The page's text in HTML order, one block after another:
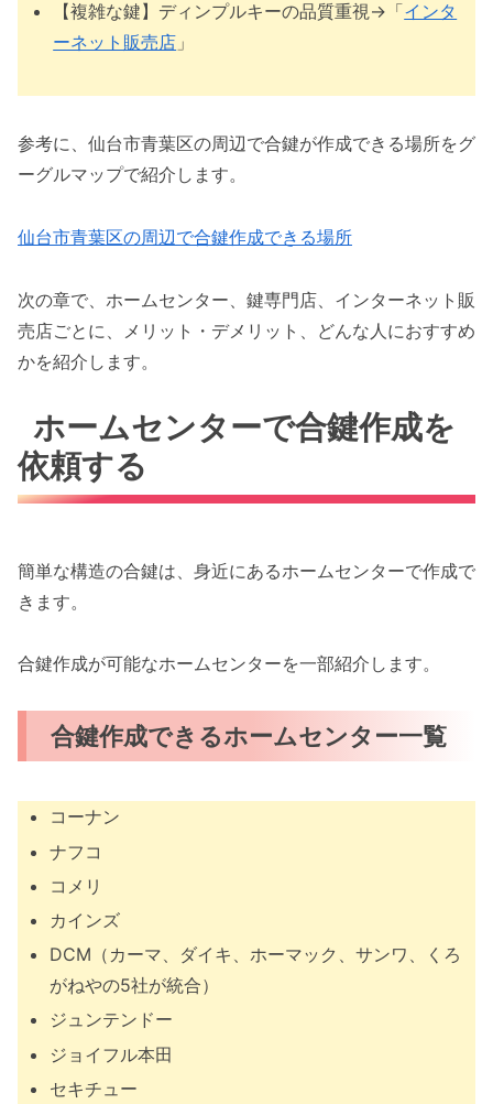
【複雑な鍵】ディンプルキーの品質重視→「インタ
ーネット販売店 」
参考に、仙台市青葉区の周辺で合鍵が作成できる場所をグ
ーグルマップで紹介します。
仙台市青葉区の周辺で合鍵作成できる場所
次の章で、ホームセンター、鍵専門店、インターネット販
売店ごとに、メリット・デメリット、どんな人におすすめ
かを紹介します。
ホームセンターで合鍵作成を
依頼する
簡単な構造の合鍵は、身近にあるホームセンターで作成で
きます。
合鍵作成が可能なホームセンターを一部紹介します。
合鍵作成できるホームセンター一覧
コーナン
ナフコ
コメリ
カインズ
DCM（カーマ、ダイキ、ホーマック、サンワ、くろ
がねやの5社が統合）
ジュンテンドー
ジョイフル本田
セキチュー